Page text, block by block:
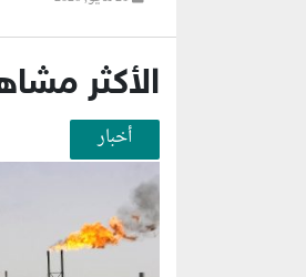
الأكثر
أخبار